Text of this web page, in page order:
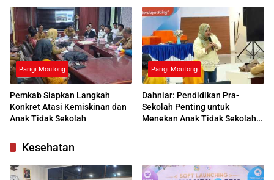
Respons Positif
Parigi Moutong
Pemkab Siapkan Langkah
Konkret Atasi Kemiskinan dan
Anak Tidak Sekolah
Parigi Moutong
Dahniar: Pendidikan Pra-
Sekolah Penting untuk
Menekan Anak Tidak Sekolah
Kesehatan